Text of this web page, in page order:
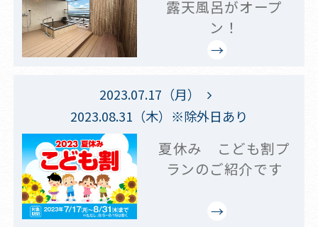
露天風呂がオープ
ン！
2023.07.17（月）
2023.08.31（木）※除外日あり
夏休み こども割プ
ランのご紹介です